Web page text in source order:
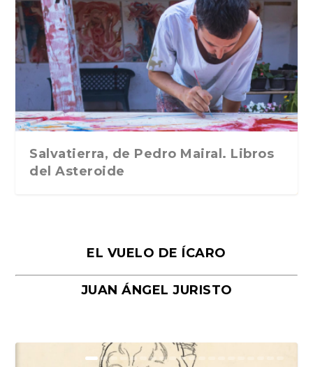
Moral, de Lyra Ekström Lindbäck.
Traducción de Car...
Revolución, de Hugo Gonçalves.
Libros del Asteroid...
«La música ha sido el gran amor de
mi vida». Esthe...
«El barman del Ritz», de Philippe
Collin. Traducci...
Mañanas de editorial, noches de
Bocaccio
Salvatierra, de Pedro Mairal. Libros
del Asteroide
EL VUELO DE ÍCARO
JUAN ÁNGEL JURISTO